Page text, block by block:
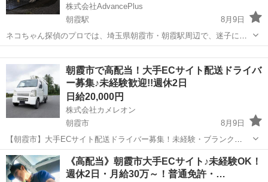
株式会社AdvancePlus
朝霞駅
8月9日
ネコちゃん探偵のプロでは、埼玉県朝霞市・朝霞駅周辺で、迷子にな
ってしまった猫ちゃんを捜索する「捜索員」を募集しています。 現
在、朝霞市周辺で迷子猫のご相談が増えており、継続して動ける方を
探しています。 猫ちゃんが...
朝霞市で高配当！大手ECサイト配送ドライバ
ー募集♪未経験歓迎!!週休2日
日給20,000円
株式会社カメレオン
朝霞市
8月9日
【朝霞市】大手ECサイト配送ドライバー募集！未経験・ブランク
OK☆ 「普通免許」があれば、どなたでも大歓迎！軽作業メインで、
女性も活躍できる【働きやすい環境】です♪ ★メリット1：充実の研修
制度で未経験でも安心！ ...
埼玉 朝霞市 ドライバー 積み込み
《高配当》朝霞市大手ECサイト♪未経験OK！
週休2日・月給30万～！普通免許・…